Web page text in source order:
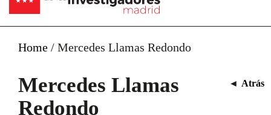
Home / Mercedes Llamas Redondo
Mercedes Llamas
Redondo
◄ Atrás